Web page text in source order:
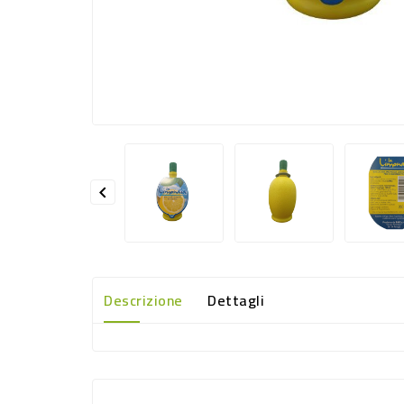

Descrizione Dettagli